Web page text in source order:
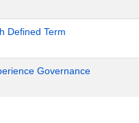
Defined Term
Governance